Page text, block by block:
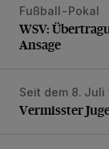
WSV:
Fußball-Pokal
WSV:
Ansage
Vermisster
Seit dem 8.
Vermisster